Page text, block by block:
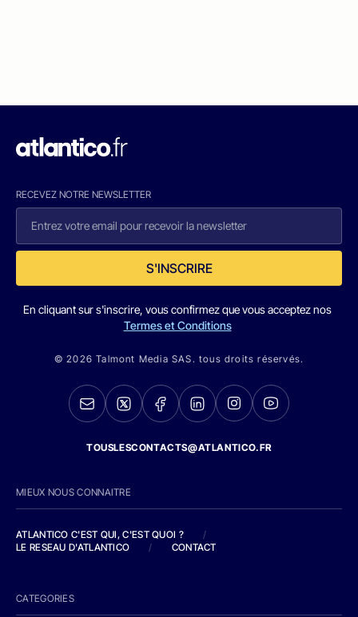
RECEVEZ NOTRE NEWSLETTER
S'INSCRIRE
En cliquant sur s'inscrire, vous confirmez que vous acceptez nos
Termes et Conditions
© 2026 Talmont Media SAS. tous droits réservés.
TOUSLESCONTACTS@ATLANTICO.FR
MIEUX NOUS CONNAITRE
ATLANTICO C'EST QUI, C'EST QUOI ?
/
LE RESEAU D'ATLANTICO
/ CONTACT
CATEGORIES